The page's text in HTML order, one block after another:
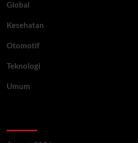
Global
Kesehatan
Otomotif
Teknologi
Umum